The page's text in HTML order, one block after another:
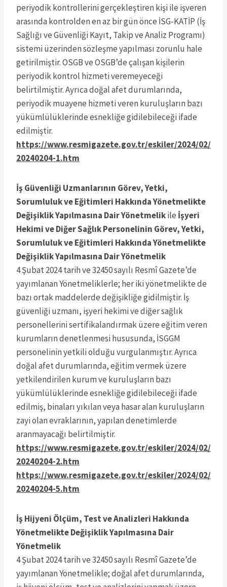
periyodik kontrollerini gerçekleştiren kişi ile işveren
arasında kontrolden en az bir gün önce İSG-KATİP (İş
Sağlığı ve Güvenliği Kayıt, Takip ve Analiz Programı)
sistemi üzerinden sözleşme yapılması zorunlu hale
getirilmiştir. OSGB ve OSGB’de çalışan kişilerin
periyodik kontrol hizmeti veremeyeceği
belirtilmiştir. Ayrıca doğal afet durumlarında,
periyodik muayene hizmeti veren kuruluşların bazı
yükümlülüklerinde esnekliğe gidilebileceği ifade
edilmiştir.
https://www.resmigazete.gov.tr/eskiler/2024/02/
20240204-1.htm
İş Güvenliği Uzmanlarının Görev, Yetki,
Sorumluluk ve Eğitimleri Hakkında Yönetmelikte
Değişiklik Yapılmasına Dair Yönetmelikile İşyeri
Hekimi ve Diğer Sağlık Personelinin Görev, Yetki,
Sorumluluk ve Eğitimleri Hakkında Yönetmelikte
Değişiklik Yapılmasına Dair Yönetmelik
4 Şubat 2024 tarih ve 32450 sayılı Resmî Gazete’de
yayımlanan Yönetmeliklerle; her iki yönetmelikte de
bazı ortak maddelerde değişikliğe gidilmiştir. İş
güvenliği uzmanı, işyeri hekimi ve diğer sağlık
personellerini sertifikalandırmak üzere eğitim veren
kurumların denetlenmesi hususunda, İSGGM
personelinin yetkili olduğu vurgulanmıştır. Ayrıca
doğal afet durumlarında, eğitim vermek üzere
yetkilendirilen kurum ve kuruluşların bazı
yükümlülüklerinde esnekliğe gidilebileceği ifade
edilmiş, binaları yıkılan veya hasar alan kuruluşların
zayi olan evraklarının, yapılan denetimlerde
aranmayacağı belirtilmiştir.
https://www.resmigazete.gov.tr/eskiler/2024/02/
20240204-2.htm
https://www.resmigazete.gov.tr/eskiler/2024/02/
20240204-5.htm
İş Hijyeni Ölçüm, Test ve Analizleri Hakkında
Yönetmelikte Değişiklik Yapılmasına Dair
Yönetmelik
4 Şubat 2024 tarih ve 32450 sayılı Resmî Gazete’de
yayımlanan Yönetmelikle; doğal afet durumlarında,